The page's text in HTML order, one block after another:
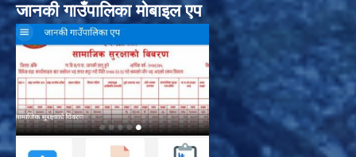
जानकी गाउँपालिका मोबाइल एप